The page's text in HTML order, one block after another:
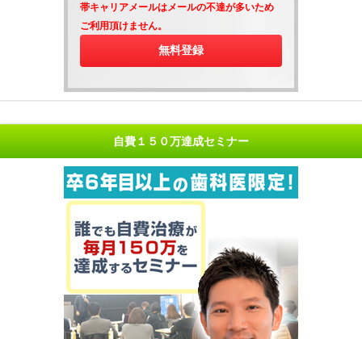
帯キャリアメールはメールの不達が多いため
ご利用頂けません。
自費１５０万達成セミナー